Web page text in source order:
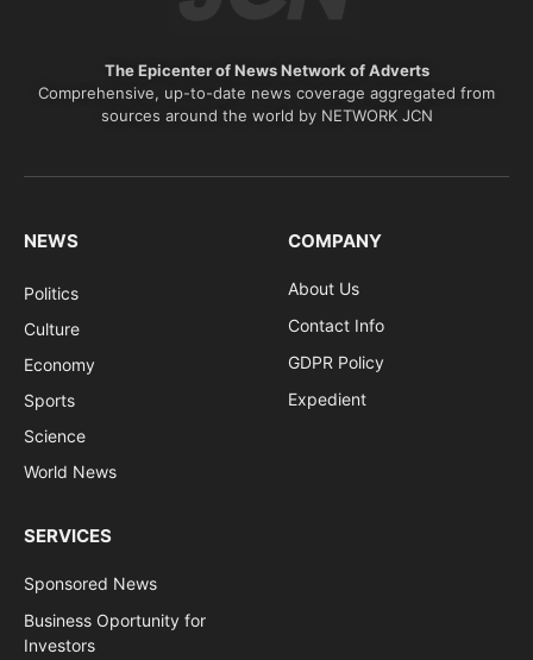
The Epicenter of News Network of Adverts
Comprehensive, up-to-date news coverage aggregated from
sources around the world by NETWORK JCN
NEWS
Politics
Culture
Economy
Sports
Science
World News
COMPANY
About Us
Contact Info
GDPR Policy
Expedient
SERVICES
Sponsored News
Business Oportunity for
Investors